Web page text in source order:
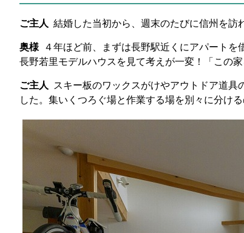
ご主人 結婚した当初から、週末のたびに信州を訪
奥様
４年ほど前、まずは長野駅近くにアパート
長野若里モデルハウスを見て考えが一変！「この
ご主人
スキー板のワックスがけやアウトドア道
した。集いくつろぐ場と作業する場を別々に分け